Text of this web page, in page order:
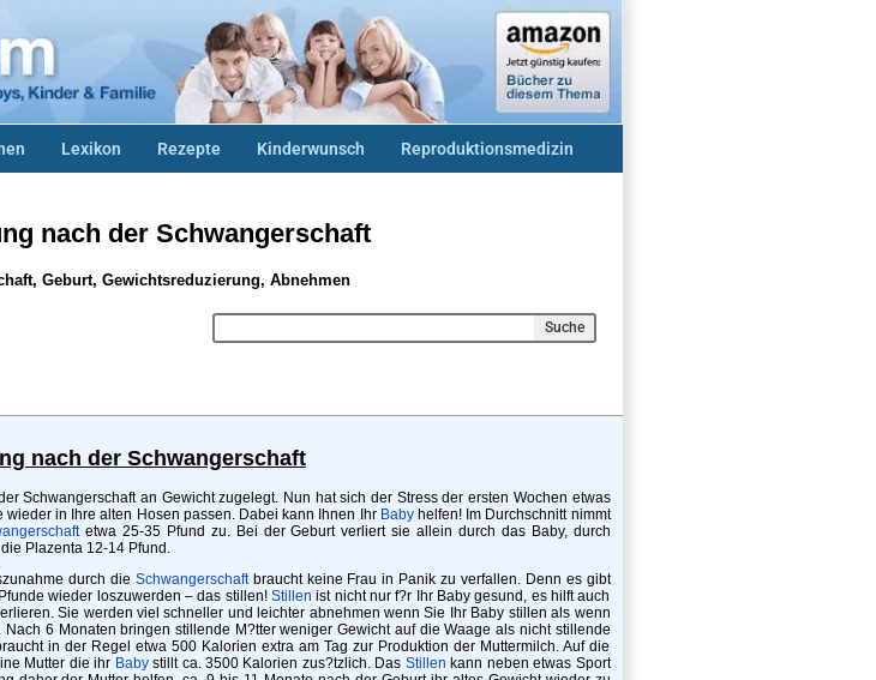
Lexikon Rezepte Kinderwunsch Reproduktionsmedizin
nach der Schwangerschaft
Geburt, Gewichtsreduzierung, Abnehmen
Suche
nach der Schwangerschaft
Schwangerschaft an Gewicht zugelegt. Nun hat sich der Stress der ersten Wochen etwas
wieder in Ihre alten Hosen passen. Dabei kann Ihnen Ihr Babyhelfen! Im Durchschnitt nimmt
etwa 25-35 Pfund zu. Bei der Geburt verliert sie allein durch das Baby, durch
Plazenta 12-14 Pfund.
durch die Schwangerschaftbraucht keine Frau in Panik zu verfallen. Denn es gibt
wieder loszuwerden – das stillen!Stillen ist nicht nur f?r Ihr Baby gesund, es hilft auch
Sie werden viel schneller und leichter abnehmen wenn Sie Ihr Baby stillen als wenn
Nach 6 Monaten bringen stillende M?tter weniger Gewicht auf die Waage als nicht stillende
in der Regel etwa 500 Kalorien extra am Tag zur Produktion der Muttermilch. Auf die
Mutter die ihr Babystillt ca. 3500 Kalorien zus?tzlich. Das Stillen kann neben etwas Sport